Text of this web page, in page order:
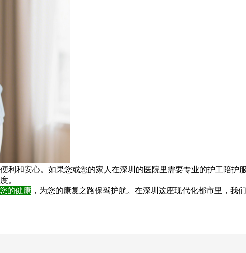
和安心。如果您或您的家人在深圳的医院里需要专业的护工陪护
。
的健康 ，为您的康复之路保驾护航。在深圳这座现代化都市里，我